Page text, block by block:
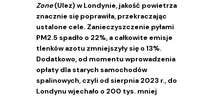
Zone(Ulez) w Londynie, jakość powietrza
znacznie się poprawiła, przekraczając
ustalone cele. Zanieczyszczenie pyłami
PM2.5 spadło o 22%, a całkowite emisje
tlenków azotu zmniejszyły się o 13%.
Dodatkowo, od momentu wprowadzenia
opłaty dla starych samochodów
spalinowych, czyli od sierpnia 2023 r., do
Londynu wjechało o 200 tys. mniej